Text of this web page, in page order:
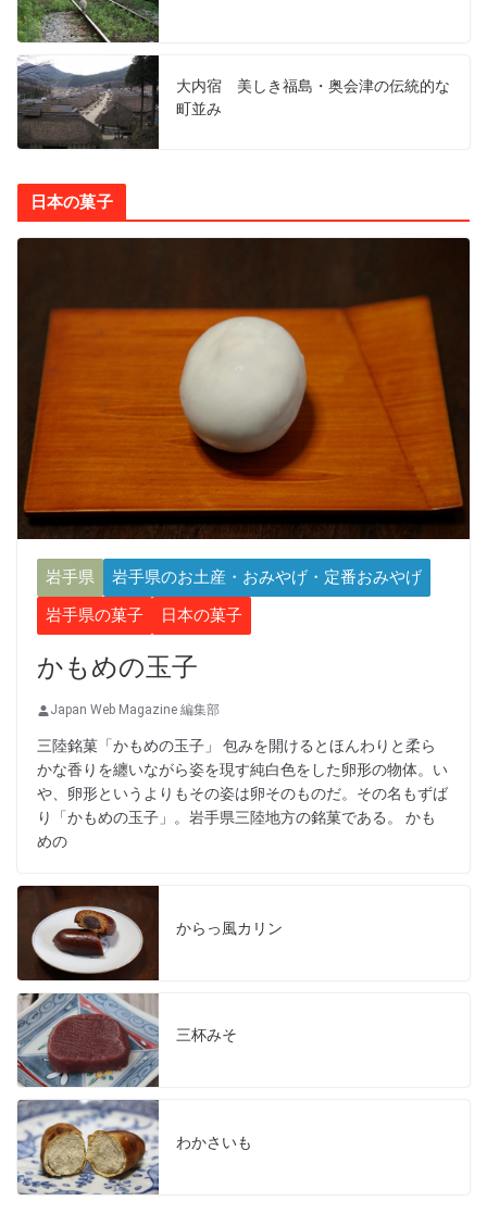
大内宿 美しき福島・奥会津の伝統的な
町並み
日本の菓子
岩手県
岩手県のお土産・おみやげ・定番おみやげ
岩手県の菓子
日本の菓子
かもめの玉子
Japan Web Magazine 編集部
三陸銘菓「かもめの玉子」 包みを開けるとほんわりと柔ら
かな香りを纏いながら姿を現す純白色をした卵形の物体。い
や、卵形というよりもその姿は卵そのものだ。その名もずば
り「かもめの玉子」。岩手県三陸地方の銘菓である。 かも
めの
からっ風カリン
三杯みそ
わかさいも